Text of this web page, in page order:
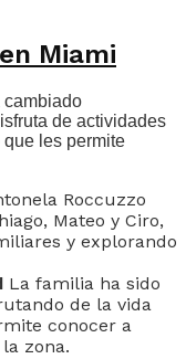
Miami
cambiado
de actividades
les permite
Roccuzzo
Mateo y Ciro,
y explorando
La familia ha sido
de la vida
conocer a
zona.